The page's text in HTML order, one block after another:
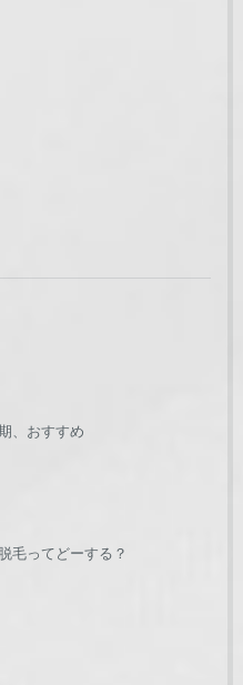
、おすすめ
毛ってどーする？